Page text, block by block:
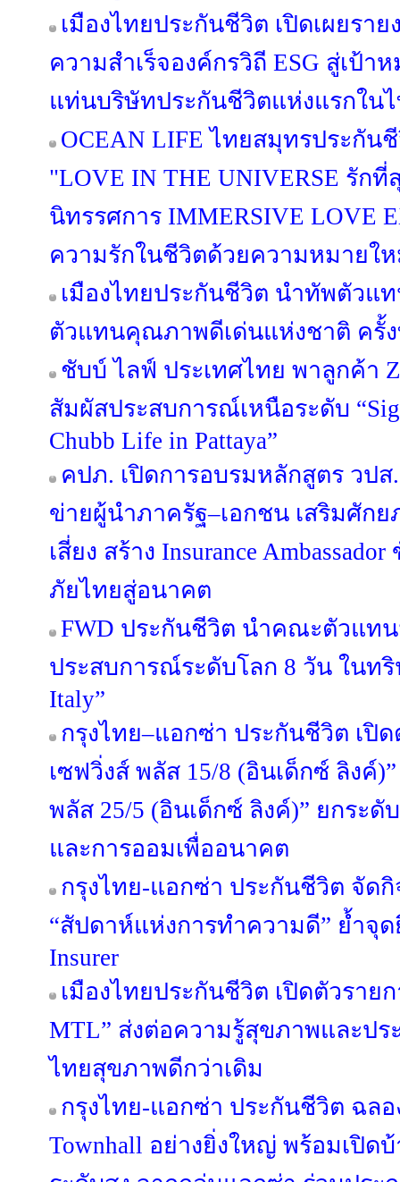
เมืองไทยประกันชีวิต เปิดเผยรา
ความสำเร็จองค์กรวิถี ESG สู่เป้า
แท่นบริษัทประกันชีวิตแห่งแรกใน
OCEAN LIFE ไทยสมุทรประกัน
"LOVE IN THE UNIVERSE รัก
นิทรรศการ IMMERSIVE LOVE
ความรักในชีวิตด้วยความหมายใ
เมืองไทยประกันชีวิต นำทัพตัวแ
ตัวแทนคุณภาพดีเด่นแห่งชาติ ครั้ง
ชับบ์ ไลฟ์ ประเทศไทย พาลูกค้า
สัมผัสประสบการณ์เหนือระดับ
Chubb Life in Pattaya”
คปภ. เปิดการอบรมหลักสูตร วปส
ข่ายผู้นำภาครัฐ–เอกชน เสริมศัก
เสี่ยง สร้าง Insurance
ภัยไทยสู่อนาคต
FWD ประกันชีวิต นำคณะตัวแท
ประสบการณ์ระดับโลก 8 วัน ในทริ
Italy”
กรุงไทย–แอกซ่า ประกันชีวิต เ
เซฟวิ่งส์ พลัส 15/8 (อินเด็กซ์ ลิงค์
พลัส 25/5 (อินเด็กซ์ ลิงค์)” ยกระดั
และการออมเพื่ออนาคต
กรุงไทย-แอกซ่า ประกันชีวิต จัด
“สัปดาห์แห่งการทำความดี” ย้ำจุ
Insurer
เมืองไทยประกันชีวิต เปิดตัวรายก
MTL” ส่งต่อความรู้สุขภาพและป
ไทยสุขภาพดีกว่าเดิม
กรุงไทย-แอกซ่า ประกันชีวิต ฉล
Townhall อย่างยิ่งใหญ่ พร้อมเปิด